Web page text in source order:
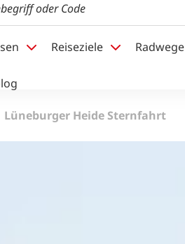
Reiseziele Radwege
Lüneburger Heide Sternfahrt